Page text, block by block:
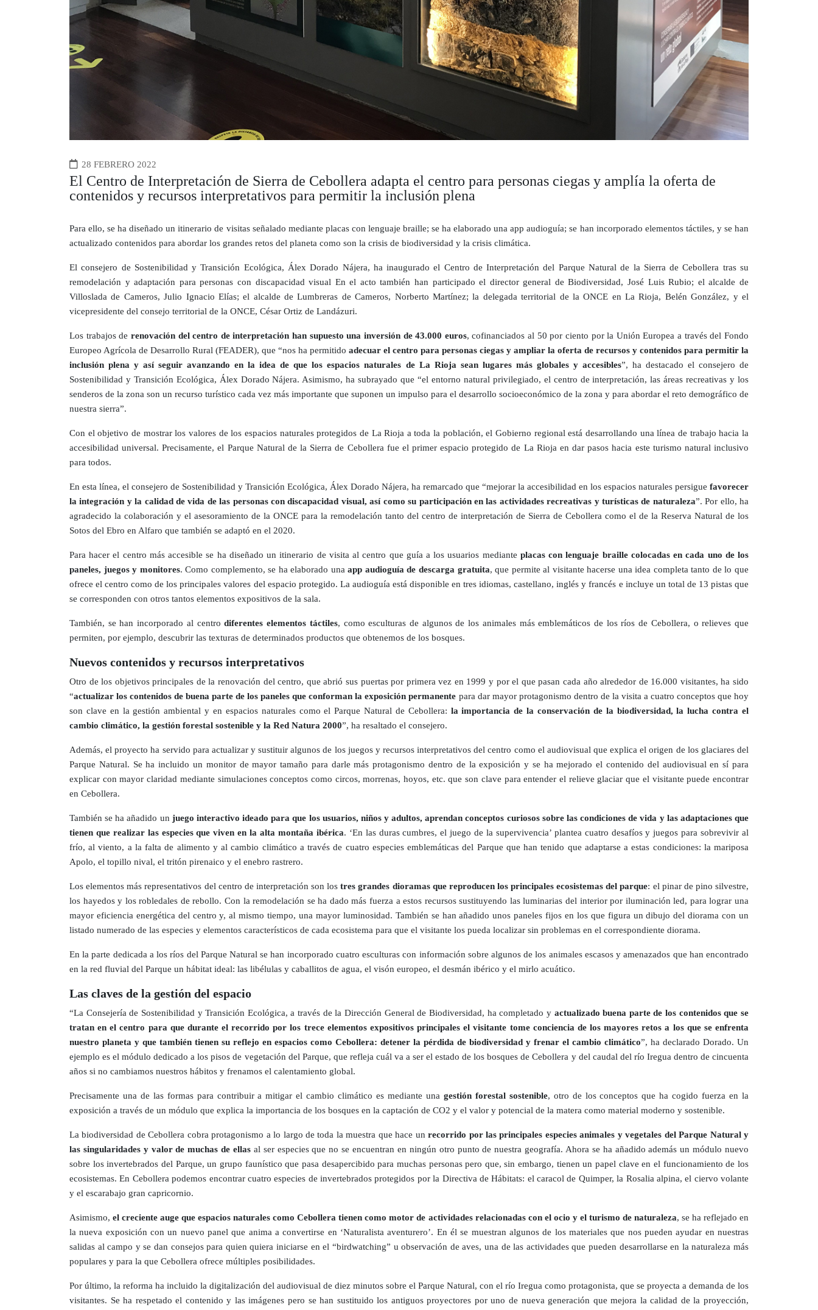
28 FEBRERO 2022
El Centro de Interpretación de Sierra de Cebollera adapta el centro para personas ciegas y amplía la oferta de
contenidos y recursos interpretativos para permitir la inclusión plena
Para ello, se ha diseñado un itinerario de visitas señalado mediante placas con lenguaje braille; se ha elaborado una app audioguía; se han incorporado elementos táctiles, y se han
actualizado contenidos para abordar los grandes retos del planeta como son la crisis de biodiversidad y la crisis climática.
El consejero de Sostenibilidad y Transición Ecológica, Álex Dorado Nájera, ha inaugurado el Centro de Interpretación del Parque Natural de la Sierra de Cebollera tras su
remodelación y adaptación para personas con discapacidad visual En el acto también han participado el director general de Biodiversidad, José Luis Rubio; el alcalde de
Villoslada de Cameros, Julio Ignacio Elías; el alcalde de Lumbreras de Cameros, Norberto Martínez; la delegada territorial de la ONCE en La Rioja, Belén González, y el
vicepresidente del consejo territorial de la ONCE, César Ortiz de Landázuri.
Los trabajos de renovación del centro de interpretación han supuesto una inversión de 43.000 euros, cofinanciados al 50 por ciento por la Unión Europea a través del Fondo
Europeo Agrícola de Desarrollo Rural (FEADER), que “nos ha permitido adecuar el centro para personas ciegas y ampliar la oferta de recursos y contenidos para permitir la
inclusión plena y así seguir avanzando en la idea de que los espacios naturales de La Rioja sean lugares más globales y accesibles”, ha destacado el consejero de
Sostenibilidad y Transición Ecológica, Álex Dorado Nájera. Asimismo, ha subrayado que “el entorno natural privilegiado, el centro de interpretación, las áreas recreativas y los
senderos de la zona son un recurso turístico cada vez más importante que suponen un impulso para el desarrollo socioeconómico de la zona y para abordar el reto demográfico de
nuestra sierra”.
Con el objetivo de mostrar los valores de los espacios naturales protegidos de La Rioja a toda la población, el Gobierno regional está desarrollando una línea de trabajo hacia la
accesibilidad universal. Precisamente, el Parque Natural de la Sierra de Cebollera fue el primer espacio protegido de La Rioja en dar pasos hacia este turismo natural inclusivo
para todos.
En esta línea, el consejero de Sostenibilidad y Transición Ecológica, Álex Dorado Nájera, ha remarcado que “mejorar la accesibilidad en los espacios naturales persigue favorecer
la integración y la calidad de vida de las personas con discapacidad visual, así como su participación en las actividades recreativas y turísticas de naturaleza”. Por ello, ha
agradecido la colaboración y el asesoramiento de la ONCE para la remodelación tanto del centro de interpretación de Sierra de Cebollera como el de la Reserva Natural de los
Sotos del Ebro en Alfaro que también se adaptó en el 2020.
Para hacer el centro más accesible se ha diseñado un itinerario de visita al centro que guía a los usuarios mediante placas con lenguaje braille colocadas en cada uno de los
paneles, juegos y monitores. Como complemento, se ha elaborado unaapp audioguía de descarga gratuita, que permite al visitante hacerse una idea completa tanto de lo que
ofrece el centro como de los principales valores del espacio protegido. La audioguía está disponible en tres idiomas, castellano, inglés y francés e incluye un total de 13 pistas que
se corresponden con otros tantos elementos expositivos de la sala.
También, se han incorporado al centrodiferentes elementos táctiles, como esculturas de algunos de los animales más emblemáticos de los ríos de Cebollera, o relieves que
permiten, por ejemplo, descubrir las texturas de determinados productos que obtenemos de los bosques.
Nuevos contenidos y recursos interpretativos
Otro de los objetivos principales de la renovación del centro, que abrió sus puertas por primera vez en 1999 y por el que pasan cada año alrededor de 16.000 visitantes, ha sido
“actualizar los contenidos de buena parte de los paneles que conforman la exposición permanente para dar mayor protagonismo dentro de la visita a cuatro conceptos que hoy
son clave en la gestión ambiental y en espacios naturales como el Parque Natural de Cebollera: la importancia de la conservación de la biodiversidad, la lucha contra el
cambio climático, la gestión forestal sostenible y la Red Natura 2000”, ha resaltado el consejero.
Además, el proyecto ha servido para actualizar y sustituir algunos de los juegos y recursos interpretativos del centro como el audiovisual que explica el origen de los glaciares del
Parque Natural. Se ha incluido un monitor de mayor tamaño para darle más protagonismo dentro de la exposición y se ha mejorado el contenido del audiovisual en sí para
explicar con mayor claridad mediante simulaciones conceptos como circos, morrenas, hoyos, etc. que son clave para entender el relieve glaciar que el visitante puede encontrar
en Cebollera.
También se ha añadido un juego interactivo ideado para que los usuarios, niños y adultos, aprendan conceptos curiosos sobre las condiciones de vida y las adaptaciones que
tienen que realizar las especies que viven en la alta montaña ibérica. ‘En las duras cumbres, el juego de la supervivencia’ plantea cuatro desafíos y juegos para sobrevivir al
frío, al viento, a la falta de alimento y al cambio climático a través de cuatro especies emblemáticas del Parque que han tenido que adaptarse a estas condiciones: la mariposa
Apolo, el topillo nival, el tritón pirenaico y el enebro rastrero.
Los elementos más representativos del centro de interpretación son lostres grandes dioramas que reproducen los principales ecosistemas del parque: el pinar de pino silvestre,
los hayedos y los robledales de rebollo. Con la remodelación se ha dado más fuerza a estos recursos sustituyendo las luminarias del interior por iluminación led, para lograr una
mayor eficiencia energética del centro y, al mismo tiempo, una mayor luminosidad. También se han añadido unos paneles fijos en los que figura un dibujo del diorama con un
listado numerado de las especies y elementos característicos de cada ecosistema para que el visitante los pueda localizar sin problemas en el correspondiente diorama.
En la parte dedicada a los ríos del Parque Natural se han incorporado cuatro esculturas con información sobre algunos de los animales escasos y amenazados que han encontrado
en la red fluvial del Parque un hábitat ideal: las libélulas y caballitos de agua, el visón europeo, el desmán ibérico y el mirlo acuático.
Las claves de la gestión del espacio
“La Consejería de Sostenibilidad y Transición Ecológica, a través de la Dirección General de Biodiversidad, ha completado y actualizado buena parte de los contenidos que se
tratan en el centro para que durante el recorrido por los trece elementos expositivos principales el visitante tome conciencia de los mayores retos a los que se enfrenta
nuestro planeta y que también tienen su reflejo en espacios como Cebollera: detener la pérdida de biodiversidad y frenar el cambio climático”, ha declarado Dorado. Un
ejemplo es el módulo dedicado a los pisos de vegetación del Parque, que refleja cuál va a ser el estado de los bosques de Cebollera y del caudal del río Iregua dentro de cincuenta
años si no cambiamos nuestros hábitos y frenamos el calentamiento global.
Precisamente una de las formas para contribuir a mitigar el cambio climático es mediante una gestión forestal sostenible, otro de los conceptos que ha cogido fuerza en la
exposición a través de un módulo que explica la importancia de los bosques en la captación de CO2 y el valor y potencial de la matera como material moderno y sostenible.
La biodiversidad de Cebollera cobra protagonismo a lo largo de toda la muestra que hace unrecorrido por las principales especies animales y vegetales del Parque Natural y
las singularidades y valor de muchas de ellas al ser especies que no se encuentran en ningún otro punto de nuestra geografía. Ahora se ha añadido además un módulo nuevo
sobre los invertebrados del Parque, un grupo faunístico que pasa desapercibido para muchas personas pero que, sin embargo, tienen un papel clave en el funcionamiento de los
ecosistemas. En Cebollera podemos encontrar cuatro especies de invertebrados protegidos por la Directiva de Hábitats: el caracol de Quimper, la Rosalia alpina, el ciervo volante
y el escarabajo gran capricornio.
Asimismo,el creciente auge que espacios naturales como Cebollera tienen como motor de actividades relacionadas con el ocio y el turismo de naturaleza, se ha reflejado en
la nueva exposición con un nuevo panel que anima a convertirse en ‘Naturalista aventurero’. En él se muestran algunos de los materiales que nos pueden ayudar en nuestras
salidas al campo y se dan consejos para quien quiera iniciarse en el “birdwatching” u observación de aves, una de las actividades que pueden desarrollarse en la naturaleza más
populares y para la que Cebollera ofrece múltiples posibilidades.
Por último, la reforma ha incluido la digitalización del audiovisual de diez minutos sobre el Parque Natural, con el río Iregua como protagonista, que se proyecta a demanda de los
visitantes. Se ha respetado el contenido y las imágenes pero se han sustituido los antiguos proyectores por uno de nueva generación que mejora la calidad de la proyección,